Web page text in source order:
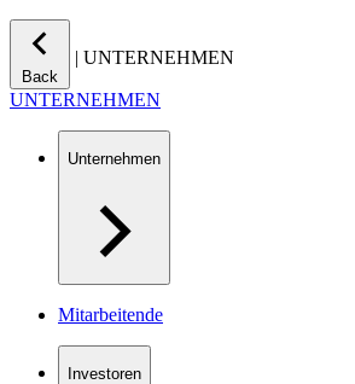
Back
| UNTERNEHMEN
UNTERNEHMEN
Unternehmen
Mitarbeitende
Investoren